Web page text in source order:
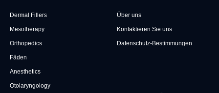
Dermal Fillers
Mesotherapy
Orthopedics
Fäden
Anesthetics
Otolaryngology
Über uns
Kontaktieren Sie uns
Datenschutz-Bestimmungen